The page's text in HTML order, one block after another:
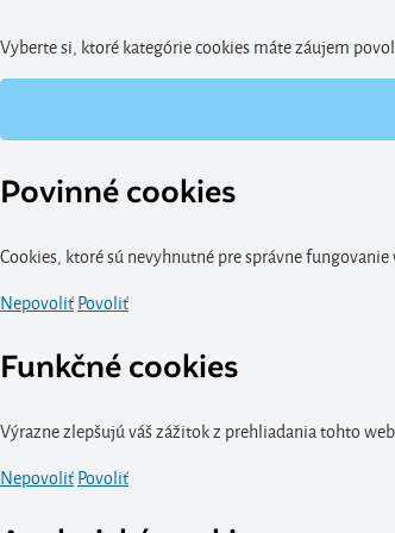
Nowa Szkola (459)
Piatnik (1)
Plum Products
Quercetti (2)
Smoby (14)
SportFit
Teddies (1)
Tooky Toy (2)
Trefl
Vyberte si, ktoré kategórie cookies máte záujem
Povinné cookies
Cookies, ktoré sú nevyhnutné pre správne
NepovoliťPovoliť
Funkčné cookies
Výrazne zlepšujú váš zážitok z prehliadania tohto
NepovoliťPovoliť